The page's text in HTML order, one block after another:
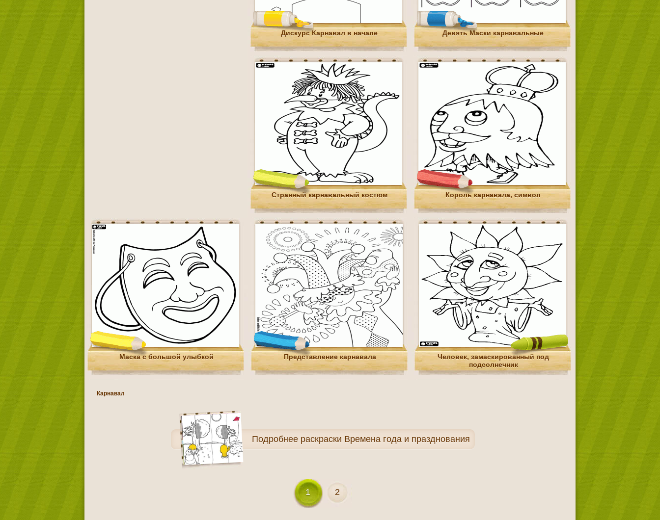
Дискурс Карнавал в начале Девять Маски карнавальные
Странный карнавальный костюм Король карнавала, символ
Маска с большой улыбкой Представление карнавала
Человек, замаскированный под
подсолнечник
Карнавал
Подробнее раскраски Времена года и празднования
1 2